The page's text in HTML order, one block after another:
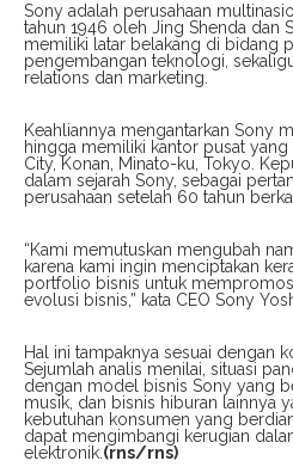
Sony adalah perusahaan
tahun 1946 oleh Jing Shenda dan
memiliki latar belakang di bidang
pengembangan teknologi,
relations dan marketing.
Keahliannya mengantarkan Sony
hingga memiliki kantor pusat
City, Konan, Minato-ku, Tokyo.
dalam sejarah Sony, sebagai
perusahaan setelah 60 tahun
“Kami memutuskan mengubah
karena kami ingin menciptakan
portfolio bisnis untuk
evolusi bisnis,” kata CEO Sony
Hal ini tampaknya sesuai dengan
Sejumlah analis menilai, situasi
dengan model bisnis Sony yang
musik, dan bisnis hiburan lainnya
kebutuhan konsumen yang
dapat mengimbangi kerugian
elektronik. (rns/rns)